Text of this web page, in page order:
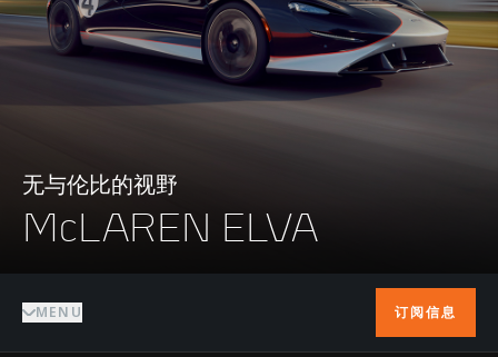
无与伦比的视野
McLAREN ELVA
MENU 订阅信息